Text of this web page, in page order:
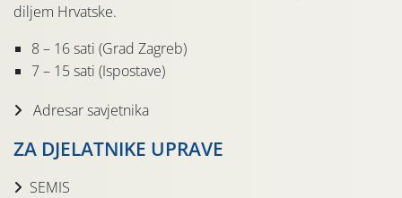
diljem Hrvatske.
8 – 16 sati (Grad Zagreb)
7 – 15 sati (Ispostave)
Adresar savjetnika
ZA DJELATNIKE UPRAVE
SEMIS